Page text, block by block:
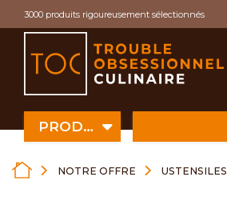
3000 produits rigoureusement sélectionnés
PRODUITS
NOTRE OFFRE USTENSILES